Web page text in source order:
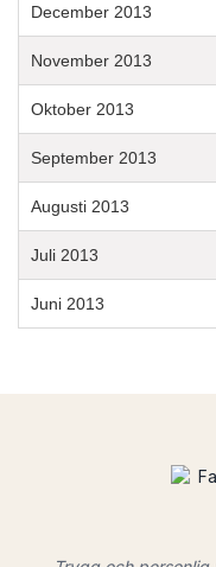
December 2013
November 2013
Oktober 2013
September 2013
Augusti 2013
Juli 2013
Juni 2013